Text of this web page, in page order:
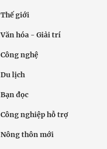
Thế giới
Văn hóa - Giải trí
Công nghệ
Du lịch
Bạn đọc
Công nghiệp hỗ trợ
Nông thôn mới